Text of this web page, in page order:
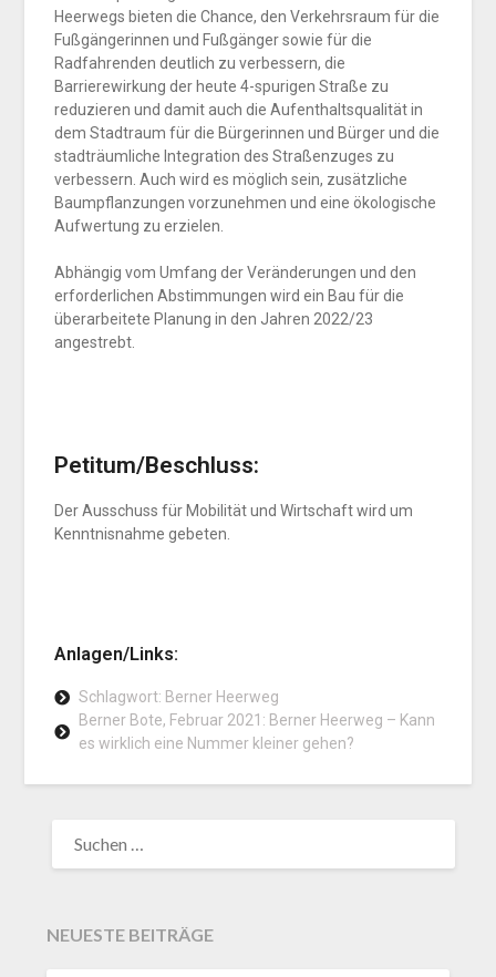
Heerwegs bieten die Chance, den Verkehrsraum für die
Fußgängerinnen und Fußgänger sowie für die
Radfahrenden deutlich zu verbessern, die
Barrierewirkung der heute 4-spurigen Straße zu
reduzieren und damit auch die Aufenthaltsqualität in
dem Stadtraum für die Bürgerinnen und Bürger und die
stadträumliche Integration des Straßenzuges zu
verbessern. Auch wird es möglich sein, zusätzliche
Baumpflanzungen vorzunehmen und eine ökologische
Aufwertung zu erzielen.
Abhängig vom Umfang der Veränderungen und den
erforderlichen Abstimmungen wird ein Bau für die
überarbeitete Planung in den Jahren 2022/23
angestrebt.
Petitum/Beschluss:
Der Ausschuss für Mobilität und Wirtschaft wird um
Kenntnisnahme gebeten.
Anlagen/Links:
Schlagwort: Berner Heerweg
Berner Bote, Februar 2021: Berner Heerweg – Kann
es wirklich eine Nummer kleiner gehen?
NEUESTE BEITRÄGE